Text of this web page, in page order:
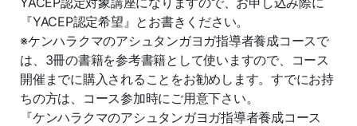
『YACEP認定希望』とお書きください。
※ケンハラクマのアシュタンガヨガ指導者養成コースで
は、3冊の書籍を参考書籍として使いますので、コース
開催までに購入されることをお勧めします。すでにお持
ちの方は、コース参加時にご用意下さい。
『ケンハラクマのアシュタンガヨガ指導者養成コース